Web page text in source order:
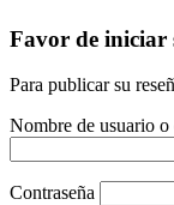
Favor de iniciar
Para publicar su
Nombre de usuario
Contraseña